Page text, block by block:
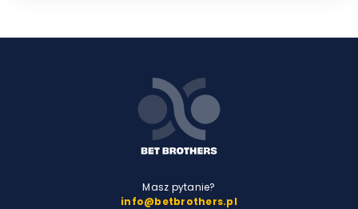
Masz pytanie?
info@betbrothers.pl